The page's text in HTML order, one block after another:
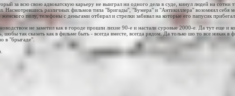
за всю свою адвокатскую карьеру не выиграл ни одного дела в суде, кинул людей на сотни
Насмотревшись различных фильмов типа "Бригады", "Бумера" и "Антикиллера" возомнил себя
полу, телефоны с деньгами отбирал и стрелки забивал на которые его папусик
не заметил как в городе прошли лихие 90-е и настали суровые 2000-е. Да тут еще и
так сказать как в фильме быть - всегда вместе, всегда рядом. Да только шо то все никак в
в "брыгаде".